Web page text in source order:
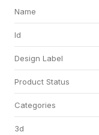
Name
Id
Design Label
Product Status
Categories
3d